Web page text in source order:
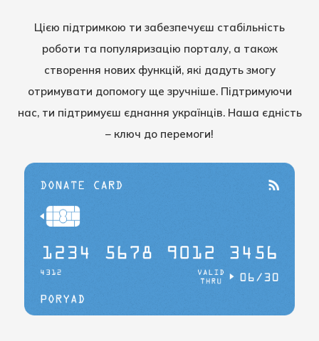
Цією підтримкою ти забезпечуєш стабільність
роботи та популяризацію порталу, а також
створення нових функцій, які дадуть змогу
отримувати допомогу ще зручніше. Підтримуючи
нас, ти підтримуєш єднання українців. Наша єдність
– ключ до перемоги!